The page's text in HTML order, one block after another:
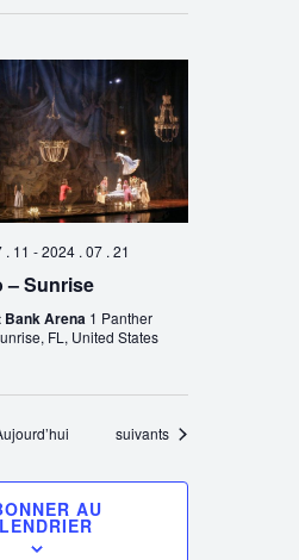
. 11 -2024 . 07 . 21
– Sunrise
Arena 1 Panther
FL, United States
Évènements
suivants
AU